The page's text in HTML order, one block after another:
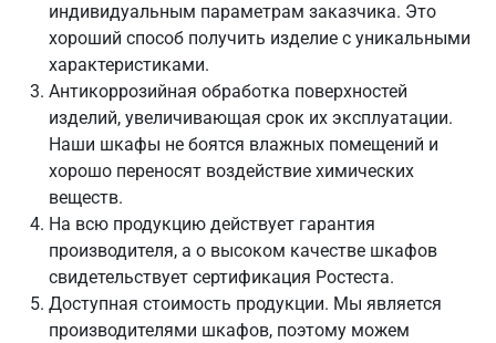
индивидуальным параметрам заказчика. Это
хороший способ получить изделие с уникальными
характеристиками.
Антикоррозийная обработка поверхностей
изделий, увеличивающая срок их эксплуатации.
Наши шкафы не боятся влажных помещений и
хорошо переносят воздействие химических
веществ.
На всю продукцию действует гарантия
производителя, а о высоком качестве шкафов
свидетельствует сертификация Ростеста.
Доступная стоимость продукции. Мы является
производителями шкафов, поэтому можем